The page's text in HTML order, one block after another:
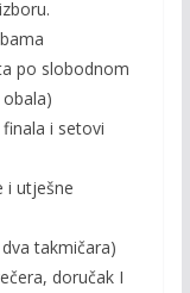
po slobodnom
i setovi
i utješne
takmičara)
doručak I